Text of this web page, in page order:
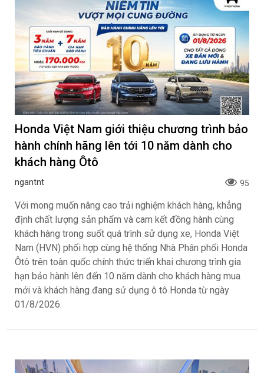
Honda Việt Nam giới thiệu chương trình bảo
hành chính hãng lên tới 10 năm dành cho
khách hàng Ôtô
ngantnt 95
Với mong muốn nâng cao trải nghiệm khách hàng, khẳng
định chất lượng sản phẩm và cam kết đồng hành cùng
khách hàng trong suốt quá trình sử dụng xe, Honda Việt
Nam (HVN) phối hợp cùng hệ thống Nhà Phân phối Honda
Ôtô trên toàn quốc chính thức triển khai chương trình gia
hạn bảo hành lên đến 10 năm dành cho khách hàng mua
mới và khách hàng đang sử dụng ô tô Honda từ ngày
01/8/2026.